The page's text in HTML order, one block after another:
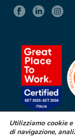
Utilizziamo cookie e
di navigazione,